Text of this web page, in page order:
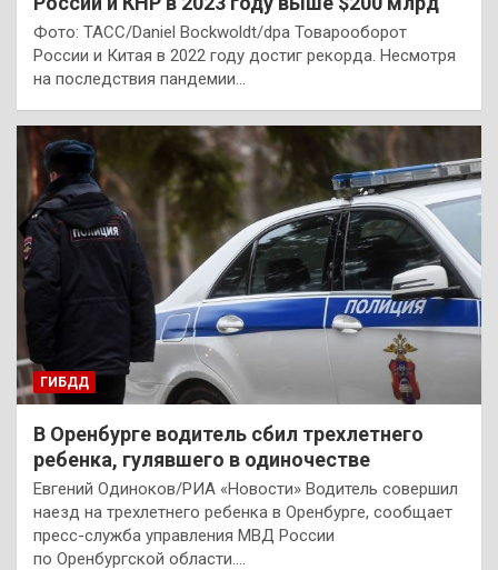
Фото: ТАСС/Daniel Bockwoldt/dpa Товарооборот
России и Китая в 2022 году достиг рекорда. Несмотря
на последствия пандемии…
ГИБДД
В Оренбурге водитель сбил трехлетнего
ребенка, гулявшего в одиночестве
Евгений Одиноков/РИА «Новости» Водитель совершил
наезд на трехлетнего ребенка в Оренбурге, сообщает
пресс-служба управления МВД России
по Оренбургской области.…